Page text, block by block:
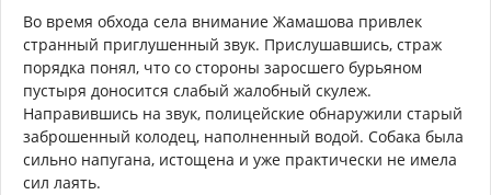
Во время обхода села внимание Жамашова привлек
странный приглушенный звук. Прислушавшись, страж
порядка понял, что со стороны заросшего бурьяном
пустыря доносится слабый жалобный скулеж.
Направившись на звук, полицейские обнаружили старый
заброшенный колодец, наполненный водой. Собака была
сильно напугана, истощена и уже практически не имела
сил лаять.